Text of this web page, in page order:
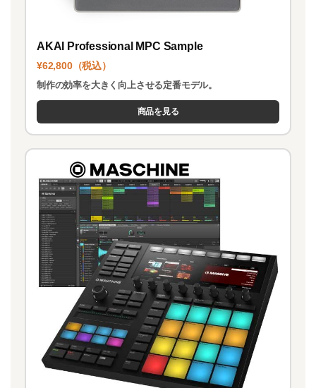
AKAI Professional MPC Sample
¥62,800（税込）
制作の効率を大きく向上させる定番モデル。
商品を見る